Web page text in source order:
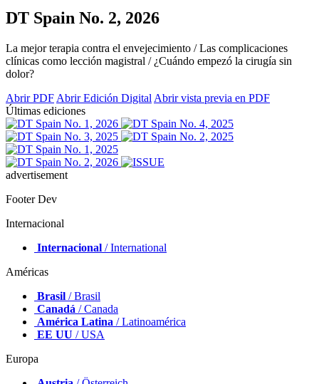
DT Spain No. 2, 2026
La mejor terapia contra el envejecimiento / Las complicaciones
clínicas como lección magistral / ¿Cuándo empezó la cirugía sin
dolor?
Abrir PDF Abrir Edición Digital Abrir vista previa en PDF
Últimas ediciones
advertisement
Footer Dev
Internacional
Internacional / International
Américas
Brasil / Brasil
Canadá / Canada
América Latina / Latinoamérica
EE UU / USA
Europa